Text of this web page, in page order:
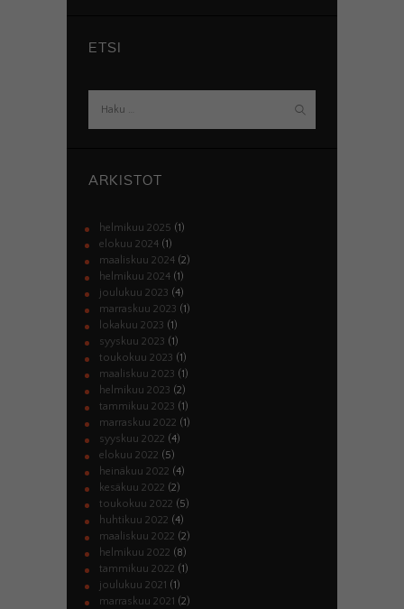
ETSI
ARKISTOT
helmikuu 2025 (1)
elokuu 2024 (1)
maaliskuu 2024 (2)
helmikuu 2024 (1)
joulukuu 2023 (4)
marraskuu 2023 (1)
lokakuu 2023 (1)
syyskuu 2023 (1)
toukokuu 2023 (1)
maaliskuu 2023 (1)
helmikuu 2023 (2)
tammikuu 2023 (1)
marraskuu 2022 (1)
syyskuu 2022 (4)
elokuu 2022 (5)
heinäkuu 2022 (4)
kesäkuu 2022 (2)
toukokuu 2022 (5)
huhtikuu 2022 (4)
maaliskuu 2022 (2)
helmikuu 2022 (8)
tammikuu 2022 (1)
joulukuu 2021 (1)
marraskuu 2021 (2)